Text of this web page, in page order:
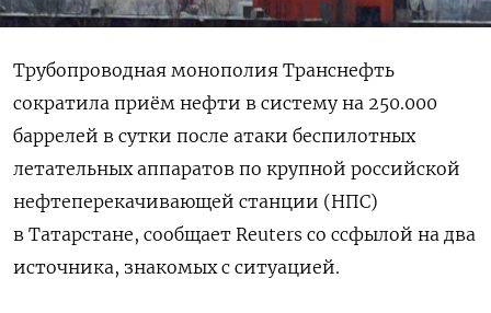
Трубопроводная монополия Транснефть
сократила приём нефти в систему на 250.000
баррелей в сутки после атаки беспилотных
летательных аппаратов по крупной ‌российской
нефтеперекачивающей станции (НПС)
в Татарстане, сообщает Reuters со ссфылой на два
источника, знакомых с ситуацией.